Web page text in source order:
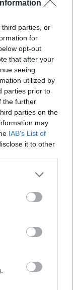
third parties, or
for
opt-out
that after your
seeing
utilized by
parties prior to
the further
parties on the
may
IAB’s List of
it to other
lugar no